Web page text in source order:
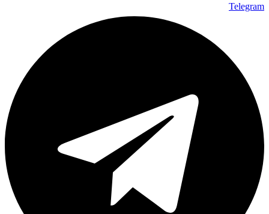
Telegram